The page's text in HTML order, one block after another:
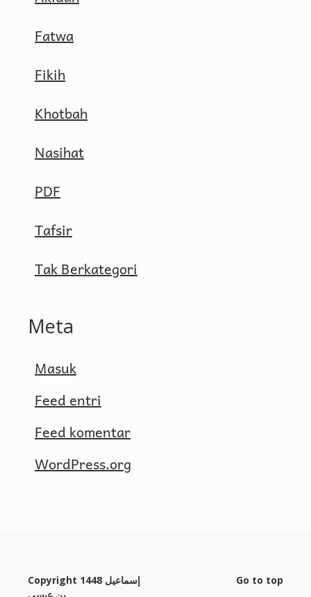
Fatwa
Fikih
Khotbah
Nasihat
PDF
Tafsir
Tak Berkategori
Meta
Masuk
Feed entri
Feed komentar
WordPress.org
Copyright 1448 إسماعيل
Go to top